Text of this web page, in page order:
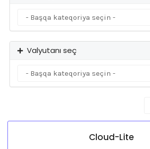
Valyutanı seç
Cloud-Lite